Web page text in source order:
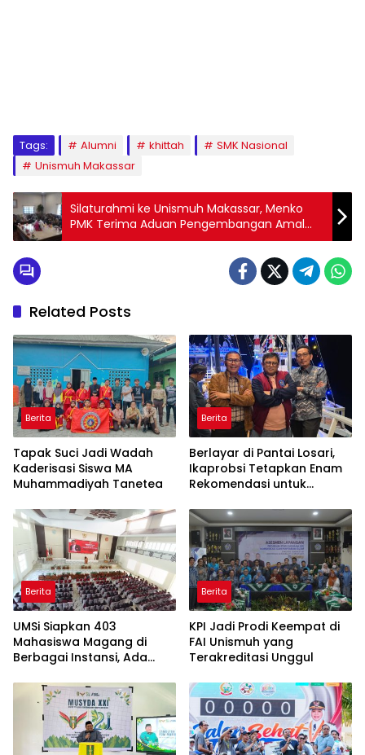
Tags: Alumni khittah
SMK Nasional
Unismuh Makassar
Silaturahmi ke Unismuh Makassar, Menko
PMK Terima Aduan Pengembangan Amal
Usaha Muhammadiyah
Related Posts
Berita
Tapak Suci Jadi Wadah
Kaderisasi Siswa MA
Muhammadiyah Tanetea
Berita
Berlayar di Pantai Losari,
Ikaprobsi Tetapkan Enam
Rekomendasi untuk
Berita
UMSi Siapkan 403
Mahasiswa Magang di
Berbagai Instansi, Ada
Taiwan
Berita
KPI Jadi Prodi Keempat di
FAI Unismuh yang
Terakreditasi Unggul